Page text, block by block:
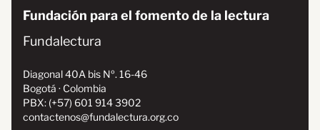
Fundación para el fomento de la lectura
Fundalectura
Diagonal 40A bis Nº. 16-46
Bogotá · Colombia
PBX: (+57) 601 914 3902
contactenos@fundalectura.org.co